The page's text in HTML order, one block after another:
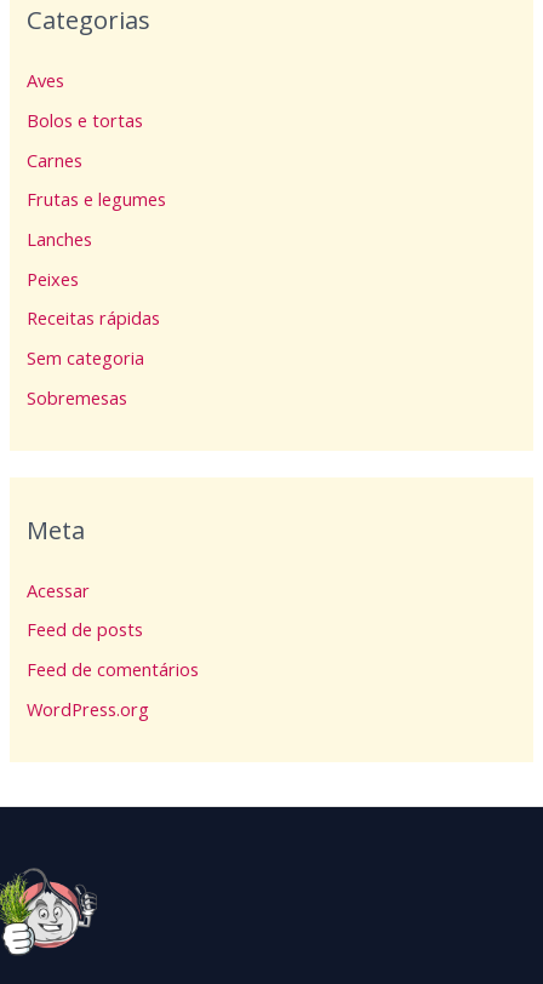
Categorias
Aves
Bolos e tortas
Carnes
Frutas e legumes
Lanches
Peixes
Receitas rápidas
Sem categoria
Sobremesas
Meta
Acessar
Feed de posts
Feed de comentários
WordPress.org